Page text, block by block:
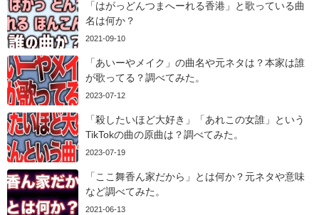
「はがっどんつまへーれる香港」と歌っている曲
名は何か？
2021-09-10
「あいーやメイク」の曲名や元ネタは？本家は誰
が歌ってる？調べてみた。
2023-07-12
「殺したいほど大好き」「あれこの女誰」という
TikTokの曲の原曲は？調べてみた。
2023-07-19
「ここ舞香ん家だから」とは何か？元ネタや意味
など調べてみた。
2021-06-13